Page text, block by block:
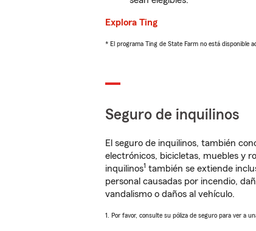
Explora Ting
* El programa Ting de State Farm no está disponible
Seguro de inquilinos
El seguro de inquilinos, también
electrónicos, bicicletas, muebles y
inquilinos1 también se extiende
personal causadas por incendio,
vandalismo o daños al vehículo.
1. Por favor, consulte su póliza de seguro para ver a